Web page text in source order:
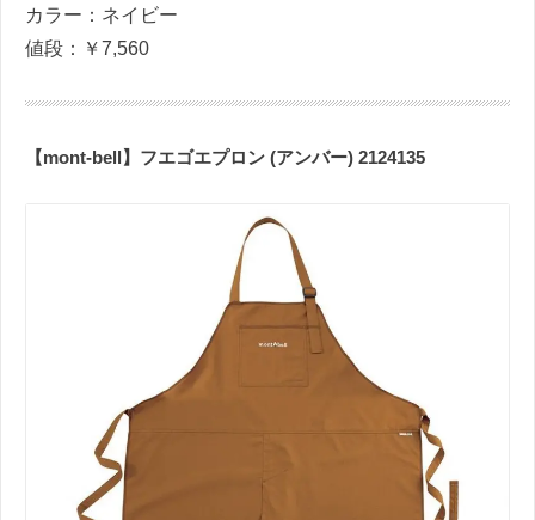
カラー：ネイビー
値段：￥7,560
【mont-bell】フエゴエプロン (アンバー) 2124135